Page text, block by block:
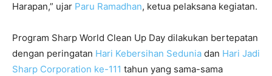
Harapan,” ujar Paru Ramadhan, ketua pelaksana kegiatan.
Program Sharp World Clean Up Day dilakukan bertepatan
dengan peringatan Hari Kebersihan Sedunia dan Hari Jadi
Sharp Corporation ke-111 tahun yang sama-sama